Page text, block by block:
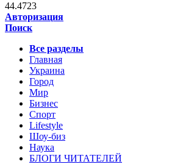
44.4723
Авторизация
Поиск
Все разделы
Главная
Украина
Город
Мир
Бизнес
Спорт
Lifestyle
Шоу-биз
Наука
БЛОГИ ЧИТАТЕЛЕЙ